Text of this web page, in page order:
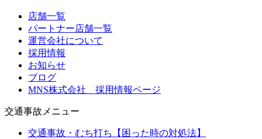
店舗一覧
パートナー店舗一覧
運営会社について
採用情報
お知らせ
ブログ
MNS株式会社 採用情報ページ
交通事故メニュー
交通事故・むち打ち【困った時の対処法】